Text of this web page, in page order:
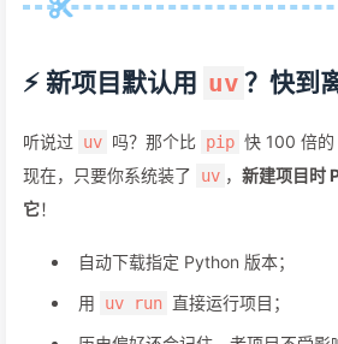
⚡ 新项目默认用 uv ？快到
听说过 uv 吗？那个比 pip 快 100 倍的
现在，只要你系统装了
uv ， 新建项目时
它！
自动下载指定 Python 版本；
用
uv run 直接运行项目；